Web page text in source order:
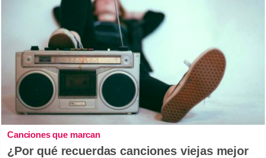
Canciones que marcan
¿Por qué recuerdas canciones viejas mejor